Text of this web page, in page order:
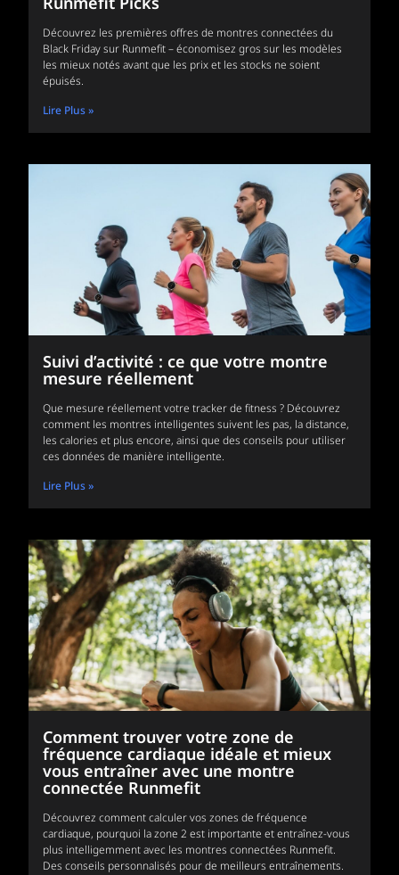
Découvrez les premières offres de montres connectées du
Black Friday sur Runmefit – économisez gros sur les modèles
les mieux notés avant que les prix et les stocks ne soient
épuisés.
Lire Plus »
Suivi d’activité : ce que votre montre
mesure réellement
Que mesure réellement votre tracker de fitness ? Découvrez
comment les montres intelligentes suivent les pas, la distance,
les calories et plus encore, ainsi que des conseils pour utiliser
ces données de manière intelligente.
Lire Plus »
Comment trouver votre zone de
fréquence cardiaque idéale et mieux
vous entraîner avec une montre
connectée Runmefit
Découvrez comment calculer vos zones de fréquence
cardiaque, pourquoi la zone 2 est importante et entraînez-vous
plus intelligemment avec les montres connectées Runmefit.
Des conseils personnalisés pour de meilleurs entraînements.